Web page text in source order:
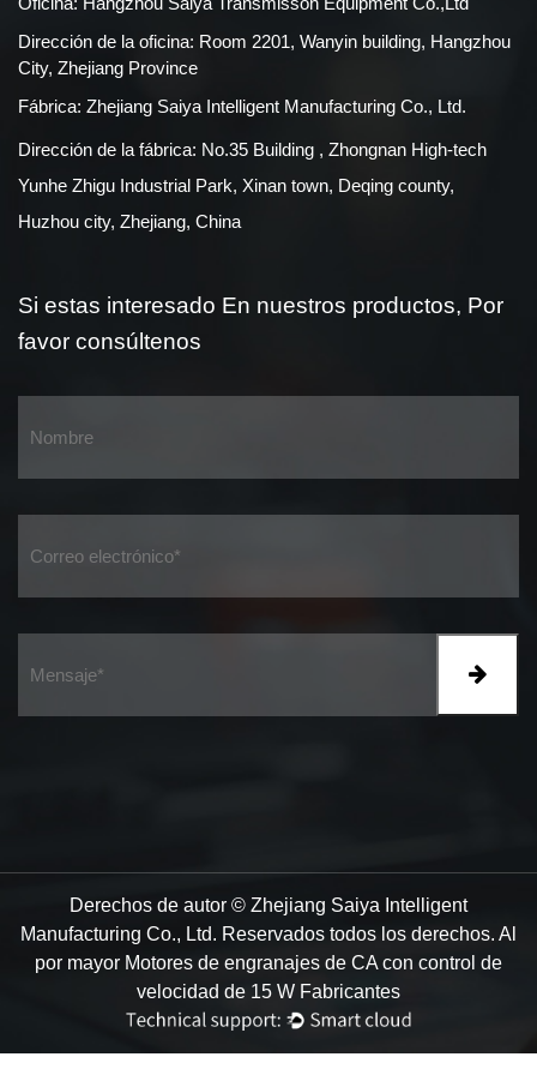
Dirección de la oficina: Room 2201, Wanyin building, Hangzhou
City, Zhejiang Province
Fábrica: Zhejiang Saiya Intelligent Manufacturing Co., Ltd.
Dirección de la fábrica: No.35 Building , Zhongnan High-tech
Yunhe Zhigu Industrial Park, Xinan town, Deqing county,
Huzhou city, Zhejiang, China
Si estas interesado En nuestros productos, Por
favor consúltenos
Derechos de autor © Zhejiang Saiya Intelligent
Manufacturing Co., Ltd. Reservados todos los derechos. Al
por mayor Motores de engranajes de CA con control de
velocidad de 15 W Fabricantes